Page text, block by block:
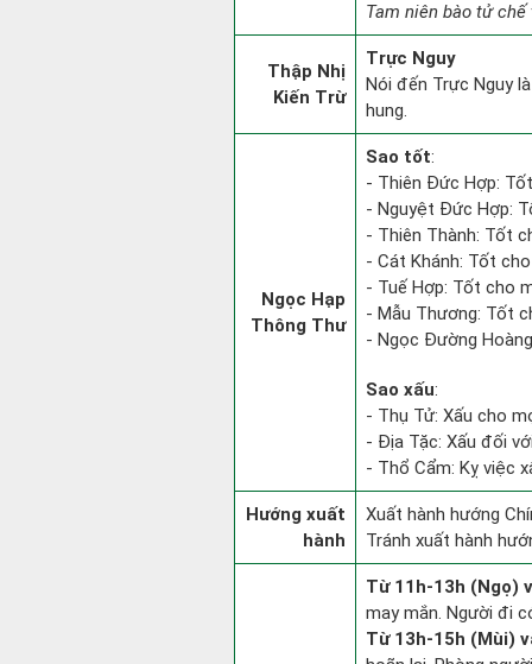
Tam niên bào tử chế
Thập Nhị
Kiến Trừ
Trực Nguy
Nói đến Trực Nguy
hung.
Ngọc Hạp
Thông Thư
Sao tốt:
- Thiên Đức Hợp:
- Nguyệt Đức Hợp:
- Thiên Thành: Tốt
- Cát Khánh: Tốt
- Tuế Hợp: Tốt cho
- Mẫu Thương: Tốt
- Ngọc Đường
Sao xấu:
- Thụ Tử: Xấu cho
- Địa Tặc: Xấu đối
- Thổ Cẩm: Kỵ việc
Hướng xuất
hành
Xuất hành hướng
Tránh xuất hành
Từ 11h-13h (Ngọ)
may mắn. Người đi
Từ 13h-15h (Mùi)